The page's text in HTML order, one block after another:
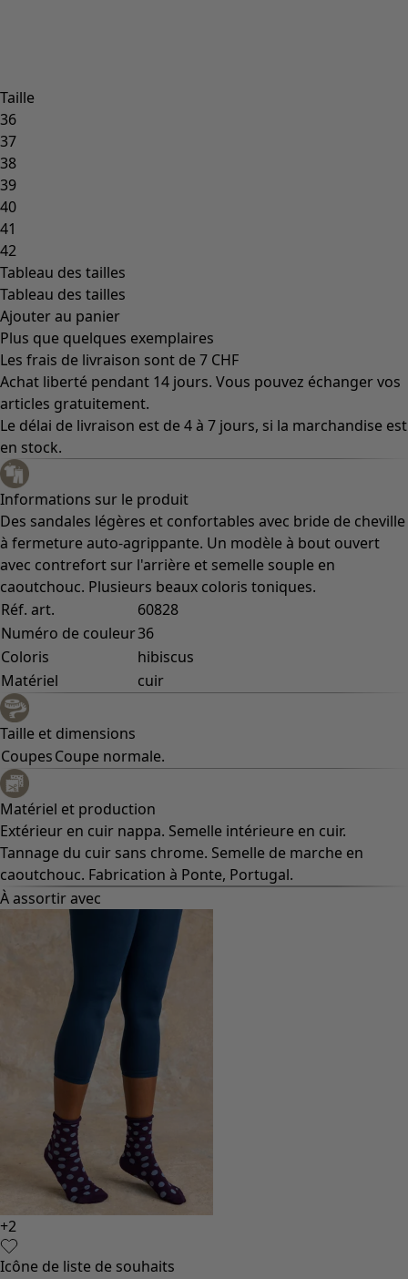
Taille
36
37
38
39
40
41
42
Tableau des tailles
Tableau des tailles
Ajouter au panier
Plus que quelques exemplaires
Les frais de livraison sont de 7 CHF
Achat liberté pendant 14 jours. Vous pouvez échanger vos
articles gratuitement.
Le délai de livraison est de 4 à 7 jours, si la marchandise est
en stock.
Informations sur le produit
Des sandales légères et confortables avec bride de cheville
à fermeture auto-agrippante. Un modèle à bout ouvert
avec contrefort sur l'arrière et semelle souple en
caoutchouc. Plusieurs beaux coloris toniques.
Réf. art.
60828
Numéro de couleur36
Coloris
hibiscus
Matériel
cuir
Taille et dimensions
CoupesCoupe normale.
Matériel et production
Extérieur en cuir nappa. Semelle intérieure en cuir.
Tannage du cuir sans chrome. Semelle de marche en
caoutchouc. Fabrication à Ponte, Portugal.
À assortir avec
+2
Icône de liste de souhaits